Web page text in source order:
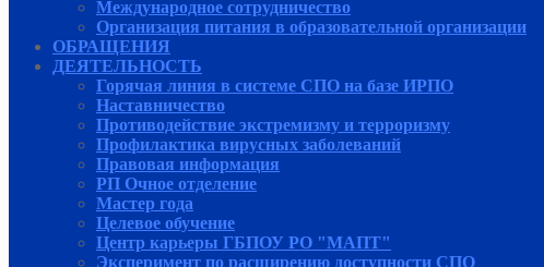
Международное сотрудничество
Организация питания в образовательной организации
ОБРАЩЕНИЯ
ДЕЯТЕЛЬНОСТЬ
Горячая линия в системе СПО на базе ИРПО
Наставничество
Противодействие экстремизму и терроризму
Профилактика вирусных заболеваний
Правовая информация
РП Очное отделение
Мастер года
Целевое обучение
Центр карьеры ГБПОУ РО "МАПТ"
Эксперимент по расширению доступности СПО